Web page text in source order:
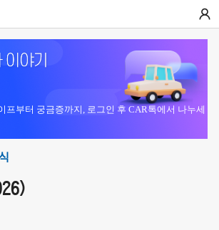
프부터 궁금증까지, 로그인 후 CAR톡에서 나누세